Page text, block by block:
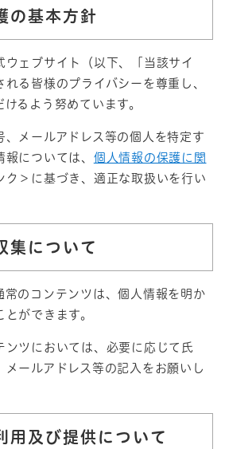
の基本方針
ウェブサイト（以下、「当該サイ
れる皆様のプライバシーを尊重し、
るよう努めています。
、メールアドレス等の個人を特定す
については、 個人情報の保護に関
ク＞ に基づき、適正な取扱いを行い
集について
常のコンテンツは、個人情報を明か
ができます。
ンツにおいては、必要に応じて氏
メールアドレス等の記入をお願いし
用及び提供について